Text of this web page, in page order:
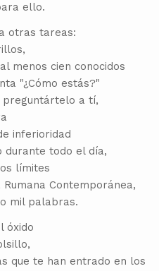
ello.
otras tareas:
menos cien conocidos
"¿Cómo estás?"
preguntártelo a tí,
inferioridad
durante todo el día,
límites
Contemporánea,
mil palabras.
óxido
que te han entrado en los